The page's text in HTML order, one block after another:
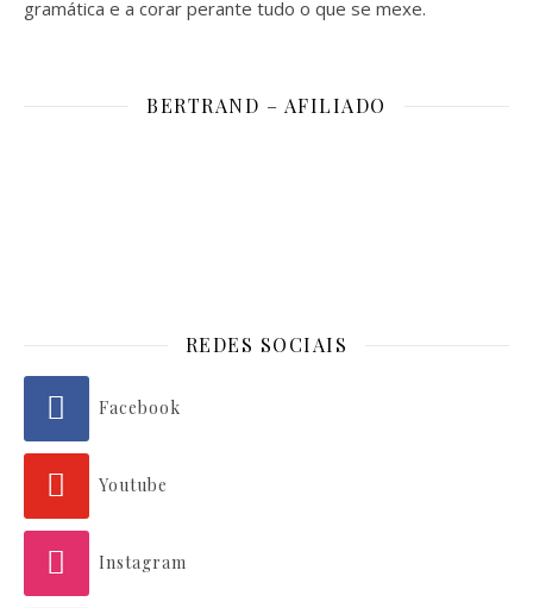
gramática e a corar perante tudo o que se mexe.
BERTRAND – AFILIADO
REDES SOCIAIS
Facebook
Youtube
Instagram